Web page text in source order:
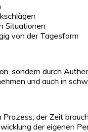
Situationen
von der Tagesform
sondern durch
und auch in
der Zeit
der eigenen